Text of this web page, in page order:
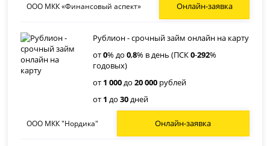
ООО МКК «Финансовый аспект» Онлайн-заявка
Рублион - срочный займ онлайн на карту
от0% до0,8% в день (ПСК0-292%
годовых)
от 1 000до20 000 рублей
от 1 до30дней
ООО МКК "Нордика" Онлайн-заявка